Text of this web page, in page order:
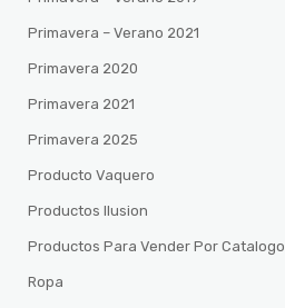
Primavera – Verano 2021
Primavera 2020
Primavera 2021
Primavera 2025
Producto Vaquero
Productos Ilusion
Productos Para Vender Por Catalogo
Ropa